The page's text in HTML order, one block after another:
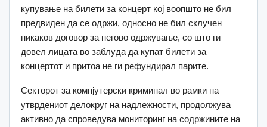
купување на билети за концерт кој воопшто не бил
предвиден да се одржи, односно не бил склучен
никаков договор за негово одржување, со што ги
довел лицата во заблуда да купат билети за
концертот и притоа не ги рефундирал парите.
Секторот за компјутерски криминал во рамки на
утврдениот делокруг на надлежности, продолжува
активно да спроведува мониторинг на содржините на